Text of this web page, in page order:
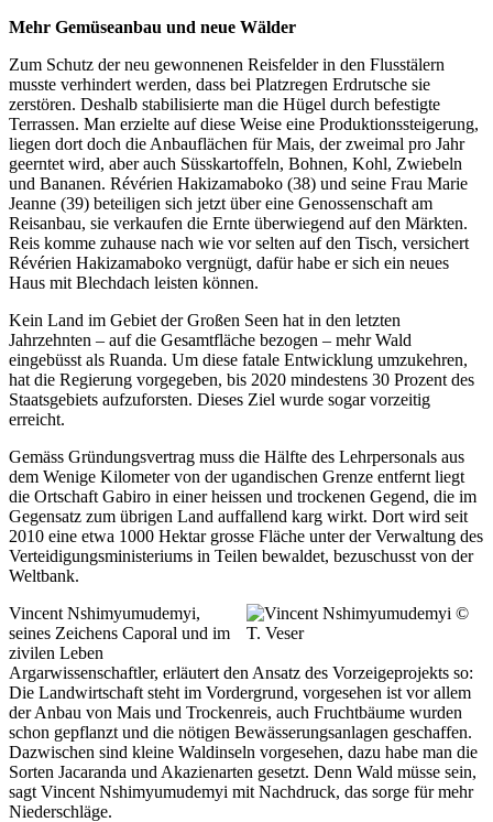
Mehr Gemüseanbau und neue Wälder
Zum Schutz der neu gewonnenen Reisfelder in den Flusstälern
musste verhindert werden, dass bei Platzregen Erdrutsche sie
zerstören. Deshalb stabilisierte man die Hügel durch befestigte
Terrassen. Man erzielte auf diese Weise eine Produktionssteigerung,
liegen dort doch die Anbauflächen für Mais, der zweimal pro Jahr
geerntet wird, aber auch Süsskartoffeln, Bohnen, Kohl, Zwiebeln
und Bananen. Révérien Hakizamaboko (38) und seine Frau Marie
Jeanne (39) beteiligen sich jetzt über eine Genossenschaft am
Reisanbau, sie verkaufen die Ernte überwiegend auf den Märkten.
Reis komme zuhause nach wie vor selten auf den Tisch, versichert
Révérien Hakizamaboko vergnügt, dafür habe er sich ein neues
Haus mit Blechdach leisten können.
Kein Land im Gebiet der Großen Seen hat in den letzten
Jahrzehnten – auf die Gesamtfläche bezogen – mehr Wald
eingebüsst als Ruanda. Um diese fatale Entwicklung umzukehren,
hat die Regierung vorgegeben, bis 2020 mindestens 30 Prozent des
Staatsgebiets aufzuforsten. Dieses Ziel wurde sogar vorzeitig
erreicht.
Gemäss Gründungsvertrag muss die Hälfte des Lehrpersonals aus
dem Wenige Kilometer von der ugandischen Grenze entfernt liegt
die Ortschaft Gabiro in einer heissen und trockenen Gegend, die im
Gegensatz zum übrigen Land auffallend karg wirkt. Dort wird seit
2010 eine etwa 1000 Hektar grosse Fläche unter der Verwaltung des
Verteidigungsministeriums in Teilen bewaldet, bezuschusst von der
Weltbank.
Vincent Nshimyumudemyi,
seines Zeichens Caporal und im
zivilen Leben
Argarwissenschaftler, erläutert den Ansatz des Vorzeigeprojekts so:
Die Landwirtschaft steht im Vordergrund, vorgesehen ist vor allem
der Anbau von Mais und Trockenreis, auch Fruchtbäume wurden
schon gepflanzt und die nötigen Bewässerungsanlagen geschaffen.
Dazwischen sind kleine Waldinseln vorgesehen, dazu habe man die
Sorten Jacaranda und Akazienarten gesetzt. Denn Wald müsse sein,
sagt Vincent Nshimyumudemyi mit Nachdruck, das sorge für mehr
Niederschläge.